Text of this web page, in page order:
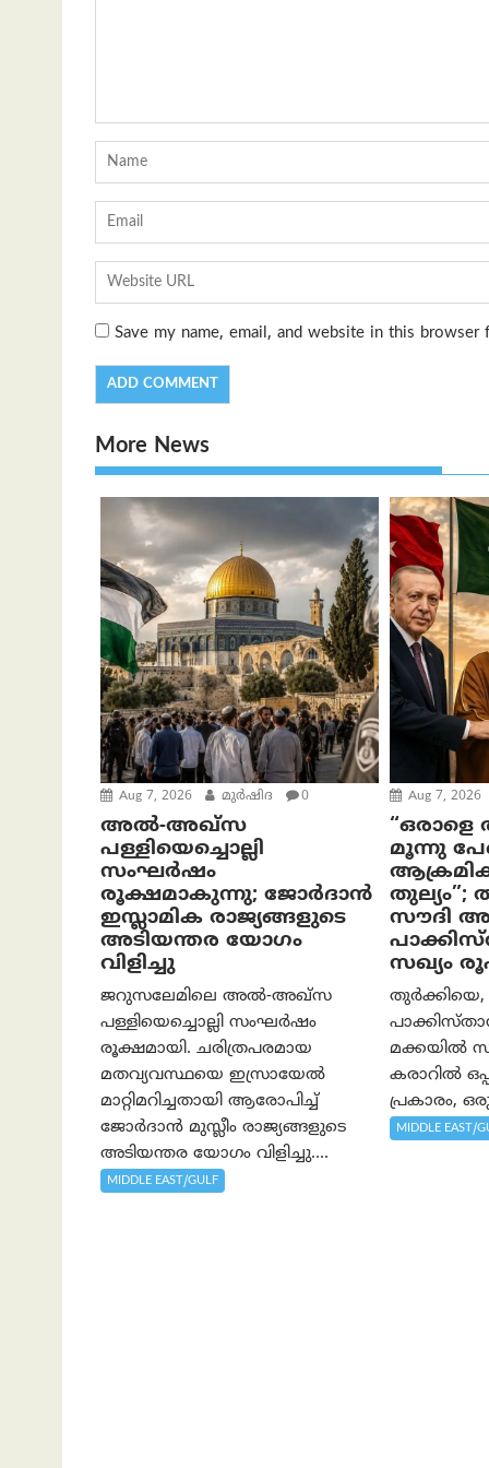
Save my name, email, and website in this
More News
Aug 7, 2026 മുര്‍ഷിദ 0
അൽ-അഖ്‌സ
പള്ളിയെച്ചൊല്ലി
സംഘർഷം
രൂക്ഷമാകുന്നു; ജോർദാൻ
ഇസ്ലാമിക രാജ്യങ്ങളുടെ
അടിയന്തര യോഗം
വിളിച്ചു
ജറുസലേമിലെ അൽ-അഖ്‌സ
പള്ളിയെച്ചൊല്ലി സംഘർഷം
രൂക്ഷമായി. ചരിത്രപരമായ
മതവ്യവസ്ഥയെ ഇസ്രായേൽ
മാറ്റിമറിച്ചതായി ആരോപിച്ച്
ജോർദാൻ മുസ്ലീം രാജ്യങ്ങളുടെ
അടിയന്തര യോഗം വിളിച്ചു....
MIDDLE EAST/GULF
Aug 7, 2026
“ഒരാളെ
മൂന്നു
തുല്യം”;
സൗദി
സഖ്യം
മക്കയിൽ
കരാറിൽ
പ്രകാരം,
MIDDLE EAST/